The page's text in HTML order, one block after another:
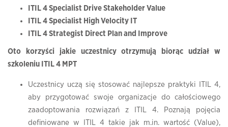
ITIL 4 Specialist Drive Stakeholder Value
ITIL 4 Specialist High Velocity IT
ITIL 4 Strategist Direct Plan and Improve
Oto korzyści jakie uczestnicy otrzymują biorąc udział w
szkoleniu ITIL 4 MPT
Uczestnicy uczą się stosować najlepsze praktyki ITIL 4,
aby przygotować swoje organizacje do całościowego
zaadoptowania rozwiązań z ITIL 4. Poznają pojęcia
definiowane w ITIL 4 takie jak m.in. wartość (Value),